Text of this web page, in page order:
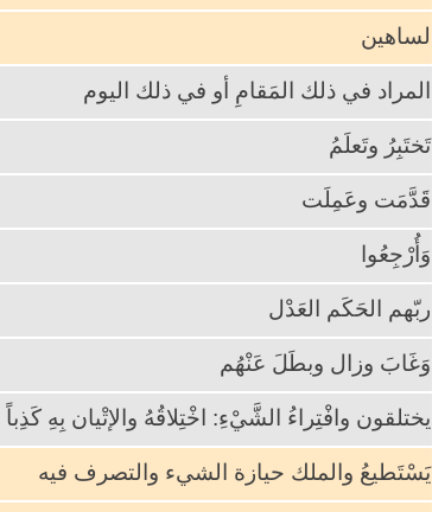
لساهين
المراد في ذلك المَقامِ أو في ذلك اليوم
تَختَبِرُ وتَعلَمُ
قَدَّمَت وعَمِلَت
وَأُرْجِعُوا
ربّهم الحَكَم العَدْل
وَغَابَ وزال وبطَلَ عَنْهُم
يختلقون وافْتِراءُ الشَّيْءِ: اخْتِلاقُهُ والإتْيان بِهِ كَذِباً
يَسْتَطيعُ والملك حيازة الشيء والتصرف فيه